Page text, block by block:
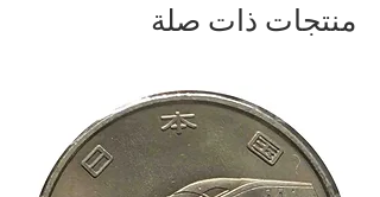
منتجات ذات صلة